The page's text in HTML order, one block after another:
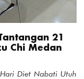
21
Chi Medan
Diet Nabati Utuh